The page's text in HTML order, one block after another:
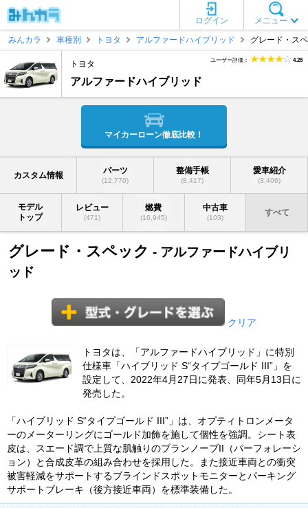
メニュー
ログイン
みんカラ
車種別 トヨタ アルファードハイブリッド グレード・ス
トヨタ
アルファードハイブリッド
ユーザー評価： 4.28
マイカーローン徹底比較！
カスタム情報 パーツ
(12,770)
整備手帳
(8,417)
愛車紹介
(3,406)
モデル
トップ
レビュー
(471)
燃費
(16,945)
中古車
(103)
すべて
グレード・スペック - アルファードハイブリ
ッド
クリア
トヨタは、「アルファードハイブリッド」に特別
仕様車「ハイブリッド S“タイプゴールド III”」を
設定して、2022年4月27日に発表、同年5月13日に
発売した。
「ハイブリッド S“タイプゴールド III”」は、オプティトロンメータ
ーのメーターリングにゴールド加飾を施して個性を強調。シート表
皮は、スエード調で上質な肌触りのブランノーブII（パーフォレーシ
ョン）と合成皮革の組み合わせを採用した。また接近車両との衝突
被害軽減をサポートするブラインドスポットモニターとパーキング
サポートブレーキ（後方接近車両）を標準装備した。